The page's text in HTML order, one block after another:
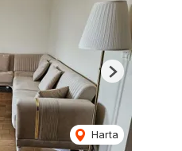
Harta
Next